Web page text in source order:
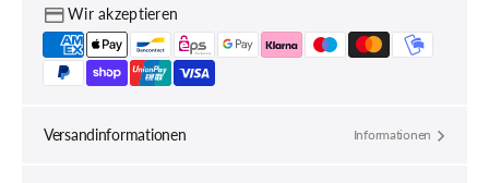
Wir akzeptieren
Versandinformationen Informationen